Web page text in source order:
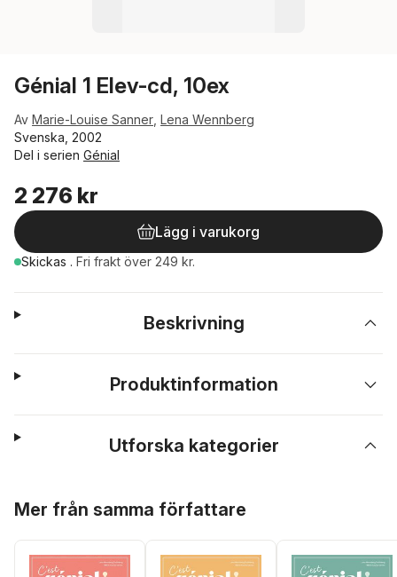
Génial 1 Elev-cd, 10ex
Av Marie-Louise Sanner Lena Wennberg
Svenska, 2002
Del i serien Génial
2 276 kr
Lägg i varukorg
Skickas . Fri frakt över 249 kr.
Beskrivning
Produktinformation
Utforska kategorier
Mer från samma författare